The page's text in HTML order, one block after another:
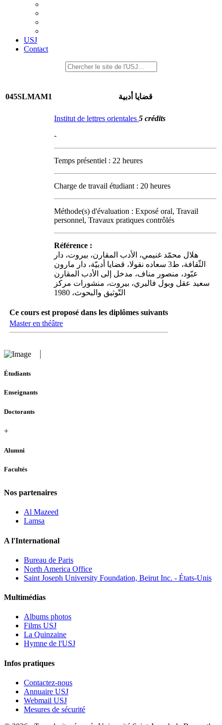
USJ
Contact
045SLMAM1 قضايا أدبية
Institut de lettres orientales 5 crédits
-
Temps présentiel : 22 heures
Charge de travail étudiant : 20 heures
Méthode(s) d'évaluation : Exposé oral, Travail
personnel, Travaux pratiques contrôlés
Référence :
هلال محمّد غنيمي، الأدب المقارن، بيروت، دار
الثّقافة، ط3 سعاده نقولا، قضايا أدبيّة، دار مارون
عبّود، منصور مناف، مدخل إلى الأدب المقارن
سعيد عقل وبول فاليري، بيروت، منشورات مركز
التّوثيق والبحوث، 1980
Ce cours est proposé dans les diplômes suivants
Master en théâtre
Étudiants
Enseignants
Doctorants
+
Alumni
Facultés
Nos partenaires
Al Mazeed
Lamsa
A l'International
Bureau de Paris
North America Office
Saint Joseph University Foundation, Beirut Inc. - États-Unis
Multimédias
Albums photos
Films USJ
La Quinzaine
Hymne de l'USJ
Infos pratiques
Contactez-nous
Annuaire USJ
Webmail USJ
Mesures de sécurité